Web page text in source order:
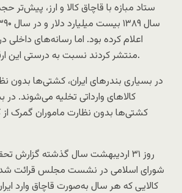
ستاد مبازه با قاچاق کالا و ارز، پیش‌تر
اعلام کرده بود. اما رسانه‌های داخلی
منتشر کردند نسبت به درستی این ارقام تردید نشان دادند.
در بسیاری بندرهای ایران، کشتی‌ها بدون
کالاهای وارداتی تخلیه می‌شوند. در
کشتی‌ها بدون نظارت ماموران گمرک از
روز ۳۱ اردیبهشت سال گذشته
شورای اسلامی در نشست مجلس قرائت